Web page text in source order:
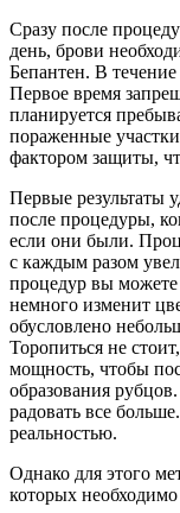
Сразу после
день, брови
Бепантен. В
Первое время
планируется
пораженные
фактором защиты,
Первые результаты
после процедуры,
если они были.
с каждым разом
процедур вы можете
немного изменит
обусловлено
Торопиться не
мощность, чтобы
образования
радовать все
реальностью.
Однако для этого
которых необходимо